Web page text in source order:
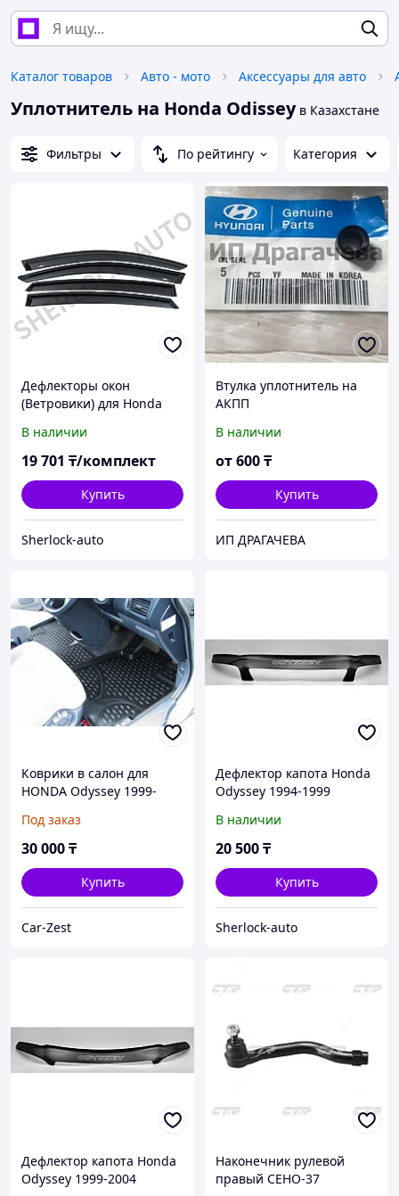
Каталог товаров Авто - мото Аксессуары для авто
Уплотнитель на Honda Odisseyв Казахстане
Фильтры По рейтингу Категория
Дефлекторы окон
(Ветровики) для Honda
передние (USA type)
В наличии
19 701 ₸/комплект
Купить
Sherlock-auto
Втулка уплотнитель на
АКПП
В наличии
от600₸
Купить
ИП ДРАГАЧЕВА
Коврики в салон для
HONDA Odyssey 1999-
Под заказ
30 000₸
Купить
Car-Zest
Дефлектор капота Honda
Odyssey 1994-1999
В наличии
20 500₸
Купить
Sherlock-auto
Дефлектор капота Honda
Odyssey 1999-2004
Наконечник рулевой
правый CEHO-37